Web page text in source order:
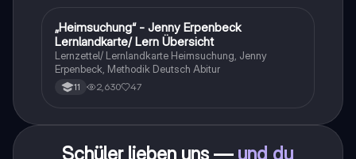
Deutsch
„Heimsuchung“ - Jenny Erpenbeck
Lernlandkarte/ Lern Übersicht
Lernzettel/ Lernlandkarte Heimsuchung, Jenny
Erpenbeck, Methodik Deutsch Abitur
11 2,630 47
Schüler lieben uns — und du